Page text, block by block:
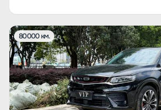
80000 км.